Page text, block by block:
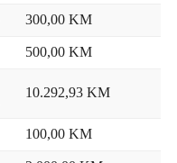
300,00 KM
500,00 KM
10.292,93 KM
100,00 KM